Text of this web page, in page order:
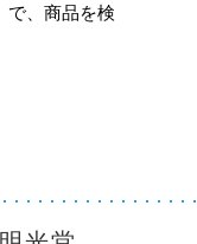
で、商品を検